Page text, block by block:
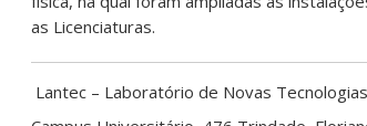
as Licenciaturas.
Lantec – Laboratório de Novas Tecnologias